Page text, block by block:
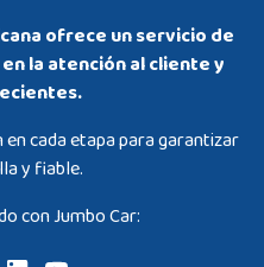
ofrece un servicio de
la atención al cliente y
cada etapa para garantizar
y fiable.
con Jumbo Car: